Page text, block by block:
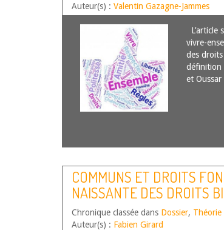
Auteur(s) : Valentin Gazagne-Jammes
L’article
vivre-
des droits
définition
et
COMMUNS ET DROITS
NAISSANTE DES DROITS
Chronique classée dans Dossier,
Auteur(s) : Fabien Girard